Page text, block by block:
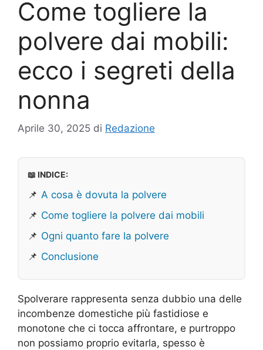
Come togliere la
polvere dai mobili:
ecco i segreti della
nonna
Aprile 30, 2025 di Redazione
📖 INDICE:
📌 A cosa è dovuta la polvere
📌 Come togliere la polvere dai mobili
📌 Ogni quanto fare la polvere
📌 Conclusione
Spolverare rappresenta senza dubbio una delle
incombenze domestiche più fastidiose e
monotone che ci tocca affrontare, e purtroppo
non possiamo proprio evitarla, spesso è